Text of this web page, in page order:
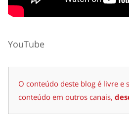
YouTube
O conteúdo deste blog é livre e
conteúdo em outros canais,